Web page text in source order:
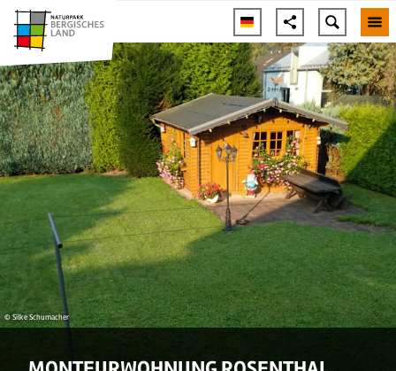
© Silke Schumacher